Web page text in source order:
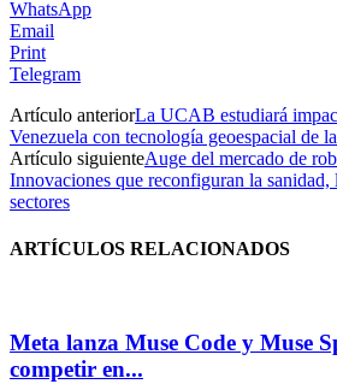
WhatsApp
Email
Print
Telegram
Artículo anteriorLa UCAB estudiará
Venezuela con tecnología geoespacial de
Artículo siguienteAuge del mercado de
Innovaciones que reconfiguran la
sectores
ARTÍCULOS RELACIONADOS
Meta lanza Muse Code y Muse
competir en...